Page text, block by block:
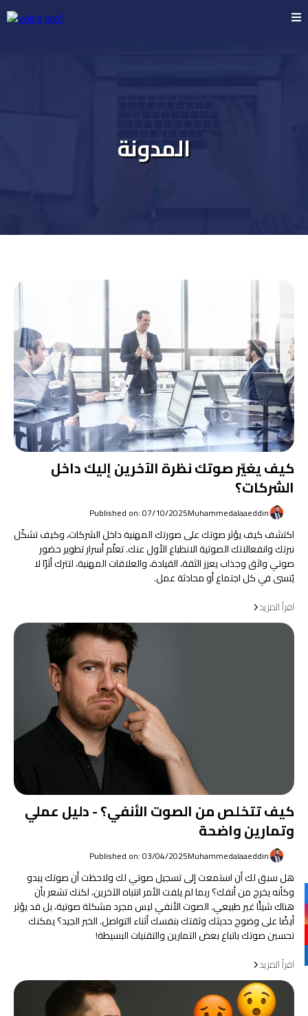
المدونة
كيف يغيّر صوتك نظرة الآخرين إليك داخل
الشركات؟
Muhammedalaaeddin
Published on: 07/10/2025
اكتشف كيف يؤثر صوتك على صورتك المهنية داخل الشركات، وكيف تشكّل
نبرتك وانفعالاتك الصوتية الانطباع الأول عنك. تعلّم أسرار تطوير حضور
صوتي واثق وجذاب يعزز الثقة، القيادة، والعلاقات المهنية، لتترك أثرًا لا
يُنسى في كل اجتماع أو محادثة عمل.
اقرأ المزيد
كيف تتخلص من الصوت الأنفي؟ - دليل عملي
وتمارين واضحة
Muhammedalaaeddin
Published on: 03/04/2025
هل سبق لك أن استمعت إلى تسجيل صوتي لك ولاحظت أن صوتك يبدو
وكأنه يخرج من أنفك؟ ربما لم يلفت الأمر انتباه الآخرين، لكنك تشعر بأن
هناك شيئًا غير طبيعي. الصوت الأنفي ليس مجرد مشكلة صوتية، بل قد يؤثر
أيضًا على وضوح حديثك وثقتك بنفسك أثناء التواصل. الخبر الجيد؟ يمكنك
تحسين صوتك باتباع بعض التمارين والتقنيات البسيطة!
اقرأ المزيد